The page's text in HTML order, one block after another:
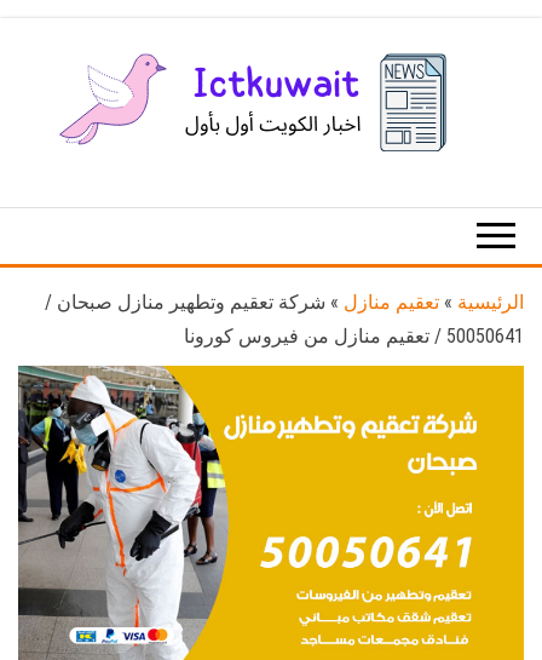
الكويت
الرئيسية » تعقيم منازل » شركة تعقيم وتطهير منازل صبحان /
50050641 / تعقيم منازل من فيروس كورونا